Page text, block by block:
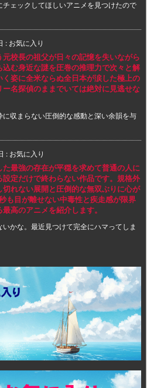
ェックしてほしいアニメを見つけたので
: お気に入り
元校長の祖父が日々の記憶を失いながら
込む身近な謎を圧巻の推理力で次々と解
く姿に全米ならぬ全日本が涙した極上の
ー名探偵のままでいては絶対に見逃せな
収まらない圧倒的な感動と深い余韻を与
: お気に入り
た最強の存在が平穏を求めて普通の人に
設定だけで終わらない作品です。規格外
切れない展開と圧倒的な無双ぶりに心が
も目が離せない中毒性と疾走感が限界
高のアニメを紹介します。
かな。最近見つけて完全にハマってしま